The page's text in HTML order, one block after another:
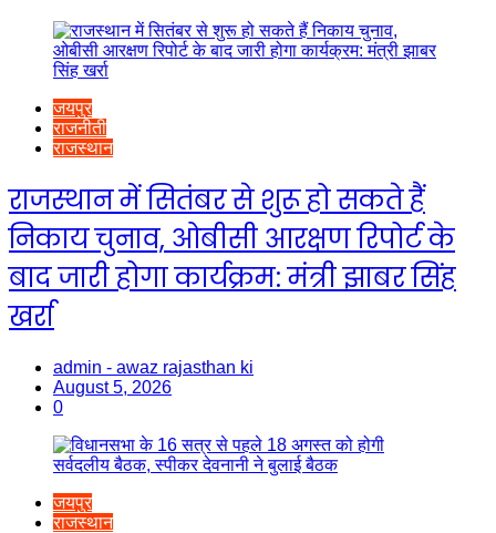
जयपुर
राजनीती
राजस्थान
राजस्थान में सितंबर से शुरू हो सकते हैं
निकाय चुनाव, ओबीसी आरक्षण रिपोर्ट के
बाद जारी होगा कार्यक्रम: मंत्री झाबर सिंह
खर्रा
admin - awaz rajasthan ki
August 5, 2026
0
जयपुर
राजस्थान